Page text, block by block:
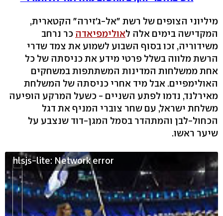
מיליוני הצופים של רשת "אל-ג'זירה" הקטארית,
המקדישה בימים אלה לאולימפיאדה כר נרחב
משידוריה, זכו בסוף השבוע לשמוע את צמד שדרי
הרשת מלווה בשלל פרטי מידע את כניסתה של כל
אחת ממשלחות המדינות המשתתפות במשחקים
האולימפיים. אבל מיד אחרי כניסתה של המשלחת
מאירלנד, נדמו לפתע השניים - כשעל המרקע הופיעה
משלחת ישראל, עם שחר צוברי המניף את דגל
הכחול-לבן והמתהדר בסמל המגן-דוד שנצבע על
שיער ראשו.
hlsjs-lite: Network error